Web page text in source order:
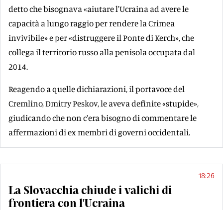
detto che bisognava «aiutare l'Ucraina ad avere le
capacità a lungo raggio per rendere la Crimea
invivibile» e per «distruggere il Ponte di Kerch», che
collega il territorio russo alla penisola occupata dal
2014.
Reagendo a quelle dichiarazioni, il portavoce del
Cremlino, Dmitry Peskov, le aveva definite «stupide»,
giudicando che non c'era bisogno di commentare le
affermazioni di ex membri di governi occidentali.
18:26
La Slovacchia chiude i valichi di
frontiera con l'Ucraina